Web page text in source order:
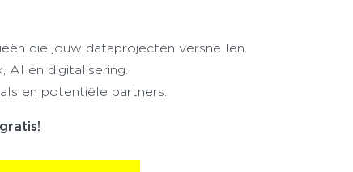
die jouw dataprojecten versnellen.
AI en digitalisering.
en potentiële partners.